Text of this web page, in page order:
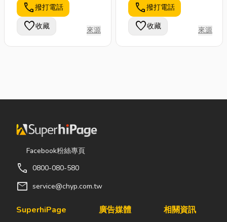
call撥打電話
favorite收藏 來源
call撥打電話
favorite收藏 來源
Facebook粉絲專頁
call 0800-080-580
mail service@chyp.com.tw
SuperhiPage 廣告媒體 相關資訊